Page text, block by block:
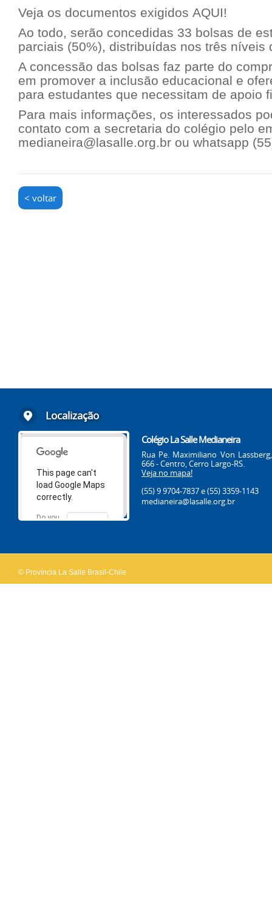
Veja os documentos exigidos AQUI!
Ao todo, serão concedidas 33 bolsas de
parciais (50%), distribuídas nos três
A concessão das bolsas faz parte do
em promover a inclusão educacional e
para estudantes que necessitam de apoio
Para mais informações, os interessados
contato com a secretaria do colégio pelo
medianeira@lasalle.org.br ou whatsapp
< voltar
Localização
This page can't
load Google Maps
correctly.
Do you
OK
Colégio La Salle Medianeira
Rua Pe. Maximiliano Von Lassberg,
666 - Centro, Cerro Largo-RS.
Veja no mapa!
(55) 9 9704-7837e (55) 3359-1143
medianeira@lasalle.org.br
© Província La Salle Brasil-Chile